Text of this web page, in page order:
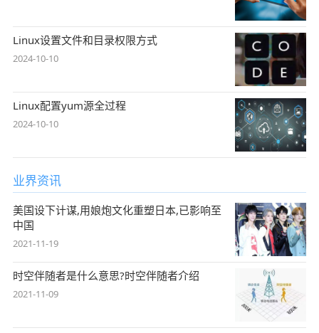
Linux设置文件和目录权限方式
2024-10-10
Linux配置yum源全过程
2024-10-10
业界资讯
美国设下计谋,用娘炮文化重塑日本,已影响至
中国
2021-11-19
时空伴随者是什么意思?时空伴随者介绍
2021-11-09